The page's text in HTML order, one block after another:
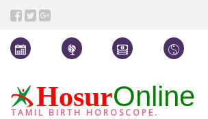
HosurOnline
TAMIL BIRTH HOROSCOPE.